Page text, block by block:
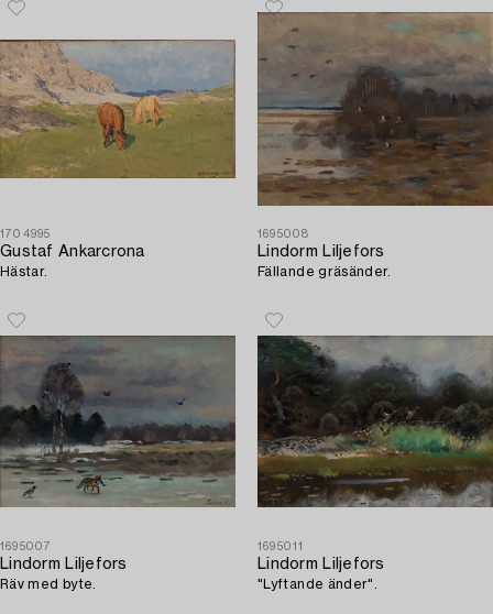
1704995
Gustaf Ankarcrona
Hästar.
1695008
Lindorm Liljefors
Fällande gräsänder.
1695007
Lindorm Liljefors
Räv med byte.
1695011
Lindorm Liljefors
"Lyftande änder".